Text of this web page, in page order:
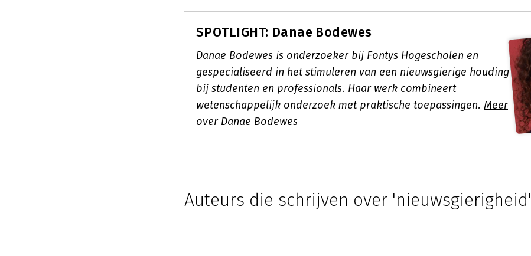
SPOTLIGHT: Danae Bodewes
Danae Bodewes is onderzoeker bij Fontys Hogescholen en
gespecialiseerd in het stimuleren van een nieuwsgierige houding
bij studenten en professionals. Haar werk combineert
wetenschappelijk onderzoek met praktische toepassingen. Meer
over Danae Bodewes
Auteurs die schrijven over 'nieuwsgierigheid'